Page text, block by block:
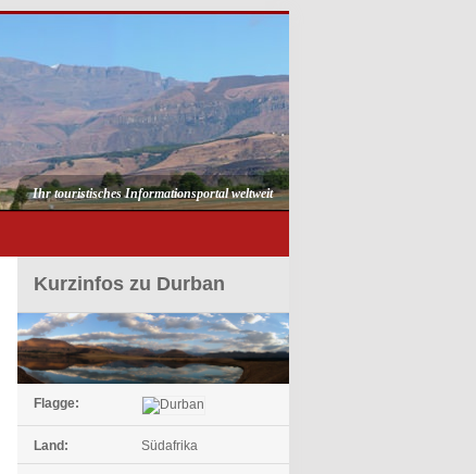
Ihr touristisches Informationsportal weltweit
Kurzinfos zu Durban
Flagge:
Land: Südafrika